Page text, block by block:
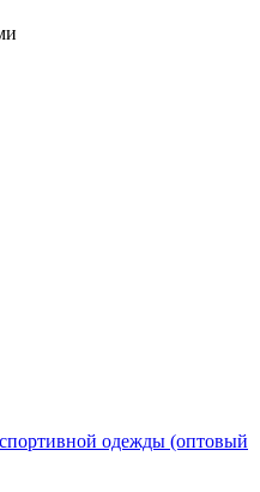
одежды (оптовый